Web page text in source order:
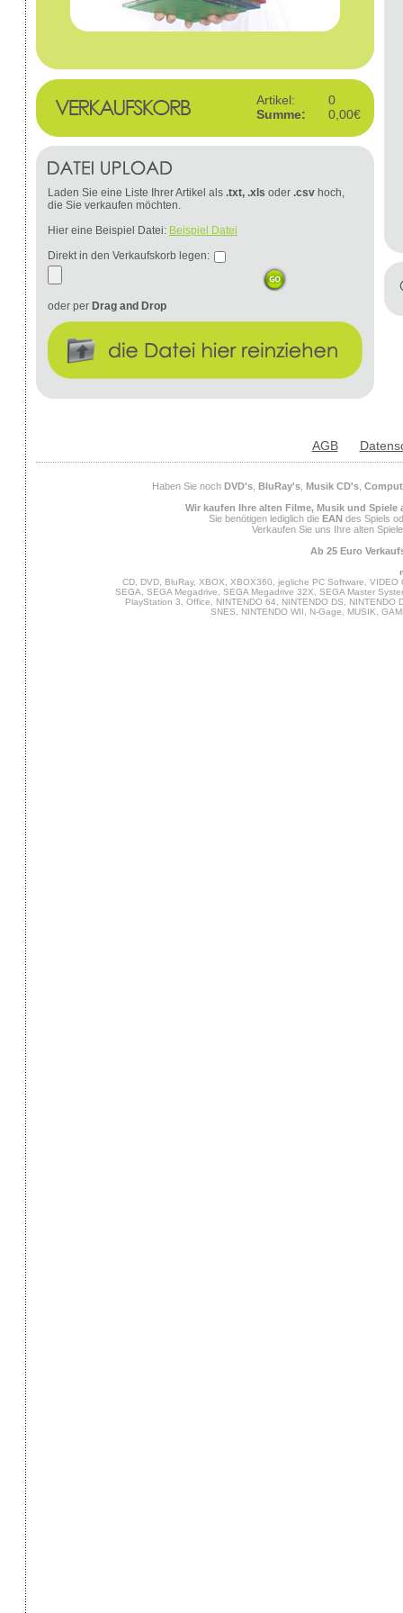
Artikel:
0
Summe:
0,00€
Laden Sie eine Liste Ihrer Artikel als .txt, .xls oder .csv hoch,
die Sie verkaufen möchten.
Hier eine Beispiel Datei: Beispiel Datei
Direkt in den Verkaufskorb legen:
oder per Drag and Drop
AGB
Haben Sie noch DVD's, BluRay's, Musik CD's,
Wir kaufen Ihre alten Filme, Musik und Spiele
Sie benötigen lediglich die EAN des Spiels
Verkaufen Sie uns Ihre alten
Ab 25 Euro
CD, DVD, BluRay, XBOX, XBOX360, jegliche PC Software,
SEGA, SEGA Megadrive, SEGA Megadrive 32X, SEGA Master
PlayStation 3, Office, NINTENDO 64, NINTENDO DS,
SNES, NINTENDO WII, N-Gage, MUSIK,